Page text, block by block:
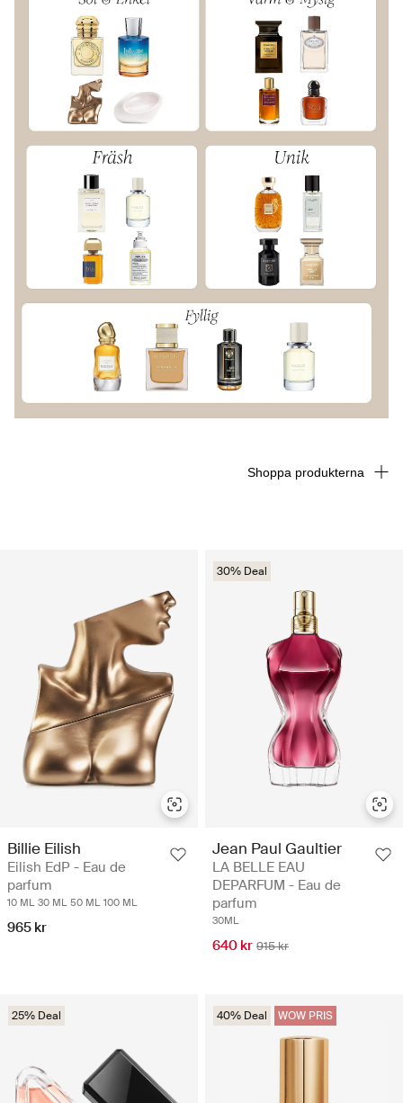
Billie Eilish
Eilish EdP - Eau de
parfum
10 ML 30 ML 50 ML 100 ML
965 kr
30% Deal
Jean Paul Gaultier
LA BELLE EAU
DEPARFUM - Eau de
parfum
30ML
640 kr 915 kr
25% Deal 40% Deal WOW PRIS
Shoppa produkterna